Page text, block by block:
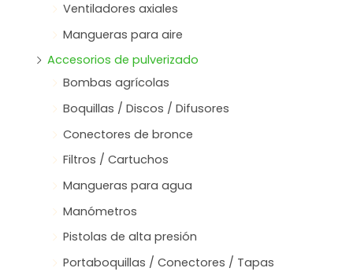
Ventiladores axiales
Mangueras para aire
Accesorios de pulverizado
Bombas agrícolas
Boquillas / Discos / Difusores
Conectores de bronce
Filtros / Cartuchos
Mangueras para agua
Manómetros
Pistolas de alta presión
Portaboquillas / Conectores / Tapas